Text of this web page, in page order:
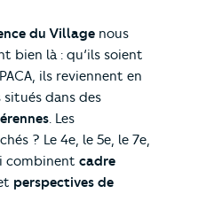
du Village nous
bien là : qu’ils soient
ils reviennent en
dans des
. Les
? Le 4e, le 5e, le 7e,
combinent cadre
perspectives de